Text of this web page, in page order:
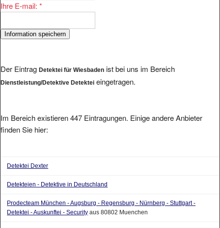
Ihre E-mail: *
Der Eintrag Detektei für Wiesbaden ist bei uns im Bereich
Dienstleistung/Detektive Detektei eingetragen.
Im Bereich existieren 447 Eintragungen. Einige andere Anbieter
finden Sie hier:
Detektei Dexter
Detekteien - Detektive in Deutschland
Prodecteam München - Augsburg - Regensburg - Nürnberg - Stuttgart -
Detektei - Auskunftei - Security aus 80802 Muenchen